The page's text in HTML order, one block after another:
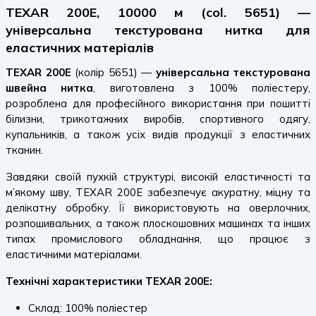
TEXAR 200E, 10000 м (col. 5651) —
універсальна текстурована нитка для
еластичних матеріалів
TEXAR 200E (колір 5651) — універсальна текстурована
швейна нитка, виготовлена з 100% поліестеру,
розроблена для професійного використання при пошитті
білизни, трикотажних виробів, спортивного одягу,
купальників, а також усіх видів продукції з еластичних
тканин.
Завдяки своїй пухкій структурі, високій еластичності та
м’якому шву, TEXAR 200E забезпечує акуратну, міцну та
делікатну обробку. Її використовують на оверлочних,
розпошивальних, а також плоскошовних машинах та інших
типах промислового обладнання, що працює з
еластичними матеріалами.
Технічні характеристики TEXAR 200E:
Склад: 100% поліестер